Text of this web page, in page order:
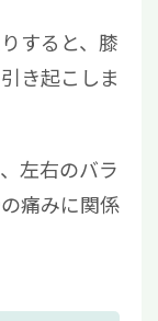
すると、膝
き起こしま
左右のバラ
痛みに関係